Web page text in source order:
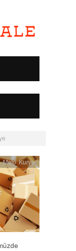
Moto Kurye